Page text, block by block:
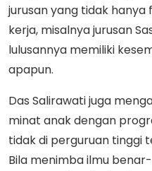
jurusan yang tidak hanya
kerja, misalnya jurusan
lulusannya memiliki
apapun.
Das Salirawati juga
minat anak dengan
tidak di perguruan tinggi
Bila menimba ilmu